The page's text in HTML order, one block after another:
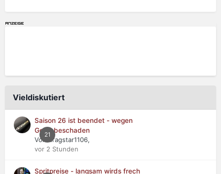
Vieldiskutiert
21
Saison 26 ist beendet - wegen
Getriebeschaden
Von dragstar1106,
vor 2 Stunden
Spritpreise - langsam wirds frech